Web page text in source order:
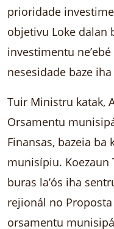
prioridade
objetivu Loke dalan
investimentu
nesesidade baze
Tuir Ministru katak,
Orsamentu
Finansas, bazeia
munisípiu.
buras la’ós iha
rejionál no Proposta
orsamentu